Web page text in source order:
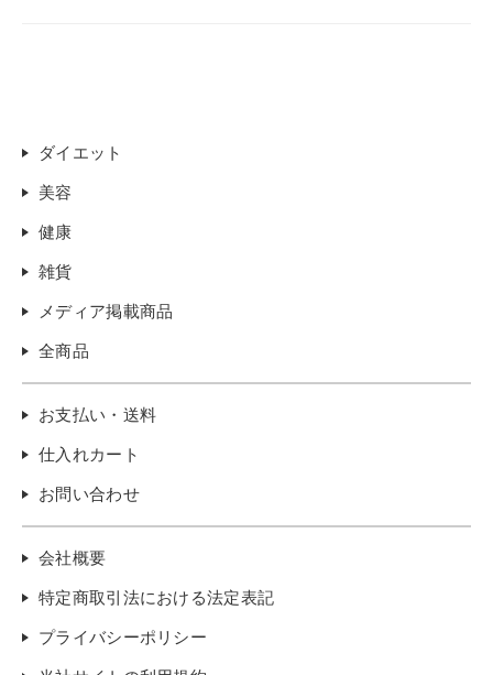
ダイエット
美容
健康
雑貨
メディア掲載商品
全商品
お支払い・送料
仕入れカート
お問い合わせ
会社概要
特定商取引法における法定表記
プライバシーポリシー